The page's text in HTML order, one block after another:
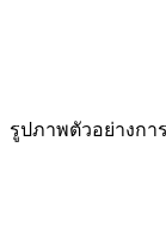
รูปภาพตัวอย่างกา